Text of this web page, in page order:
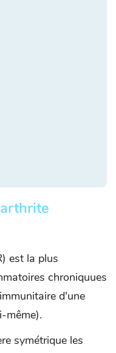
est la plus
chroniquues
d'une
même).
symétrique les